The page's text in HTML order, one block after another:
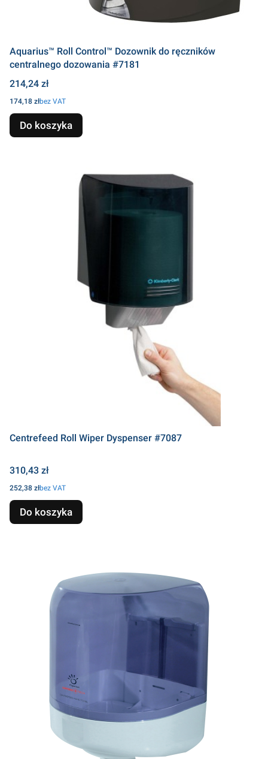
Aquarius™ Roll Control™ Dozownik do ręczników
centralnego dozowania #7181
Cena
214,24 zł
Cena
174,18 złbez VAT
Do koszyka
Centrefeed Roll Wiper Dyspenser #7087
Cena
310,43 zł
Cena
252,38 złbez VAT
Do koszyka